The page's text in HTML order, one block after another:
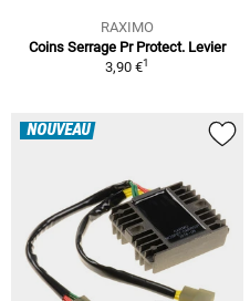
RAXIMO
Coins Serrage Pr Protect. Levier
3,90 €1
NOUVEAU